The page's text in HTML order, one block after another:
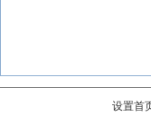
设置首